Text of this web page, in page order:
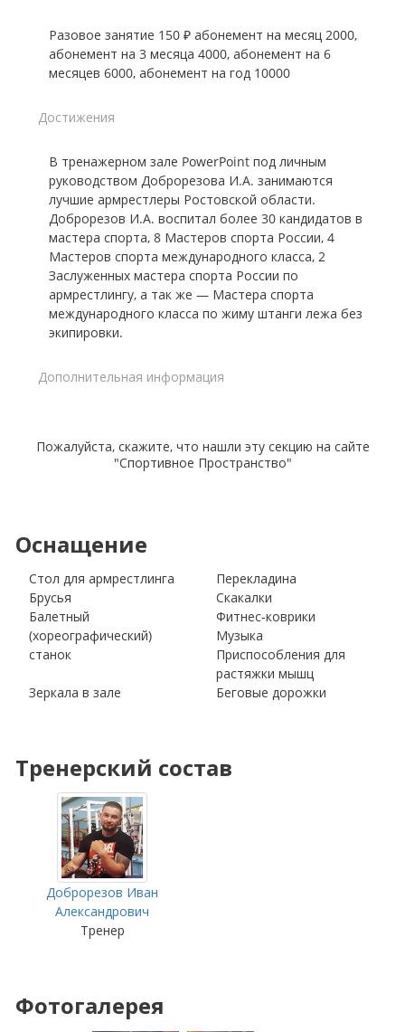
Разовое занятие 150 ₽ абонемент на месяц 2000,
абонемент на 3 месяца 4000, абонемент на 6
месяцев 6000, абонемент на год 10000
Достижения
В тренажерном зале PowerPoint под личным
руководством Доброрезова И.А. занимаются
лучшие армрестлеры Ростовской области.
Доброрезов И.А. воспитал более 30 кандидатов в
мастера спорта, 8 Мастеров спорта России, 4
Мастеров спорта международного класса, 2
Заслуженных мастера спорта России по
армрестлингу, а так же — Мастера спорта
международного класса по жиму штанги лежа без
экипировки.
Дополнительная информация
Пожалуйста, скажите, что нашли эту секцию на сайте
"Спортивное Пространство"
Оснащение
Стол для армрестлинга
Перекладина
Брусья
Скакалки
Балетный
(хореографический)
станок
Фитнес-коврики
Музыка
Приспособления для
растяжки мышц
Зеркала в зале
Беговые дорожки
Тренерский состав
Доброрезов Иван
Александрович
Тренер
Фотогалерея